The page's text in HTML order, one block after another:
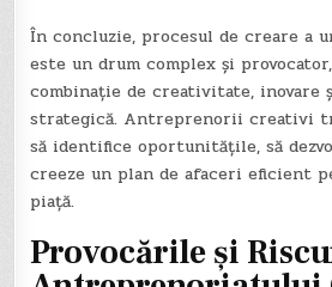
În concluzie, procesul de creare a
este un drum complex și
combinație de creativitate, inovare
strategică. Antreprenorii creativi
să identifice oportunitățile, să
creeze un plan de afaceri eficient
piață.
Provocările și